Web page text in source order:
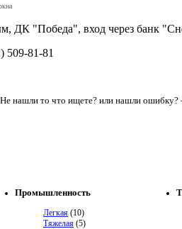
ДК "Победа", вход через банк
509-81-81
Не нашли то что ищете? или нашли
Промышленность
Легкая (10)
Тяжелая (5)